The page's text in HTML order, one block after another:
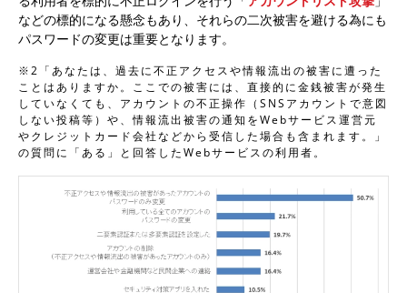
などの標的になる懸念もあり、それらの二次被害を避ける為にも
パスワードの変更は重要となります。
※2「あなたは、過去に不正アクセスや情報流出の被害に遭った
ことはありますか。ここでの被害には、直接的に金銭被害が発生
していなくても、アカウントの不正操作（SNSアカウントで意図
しない投稿等）や、情報流出被害の通知をWebサービス運営元
やクレジットカード会社などから受信した場合も含まれます。」
の質問に「ある」と回答したWebサービスの利用者。